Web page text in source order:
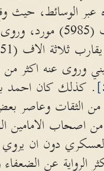
عبر الوسائط، حيث
يقارب ستة الاف
وروى عنه اكثر
. كذلك كان احمد
من الثقات وعاصر
اصحاب الامامين
دون ان يروي
الرواية عن الضعفاء